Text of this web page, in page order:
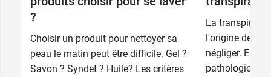
?
Choisir un produit pour nettoyer sa
peau le matin peut être difficile. Gel ?
Savon ? Syndet ? Huile? Les critères
La
l'origine de
négliger. Elle
pathologies et